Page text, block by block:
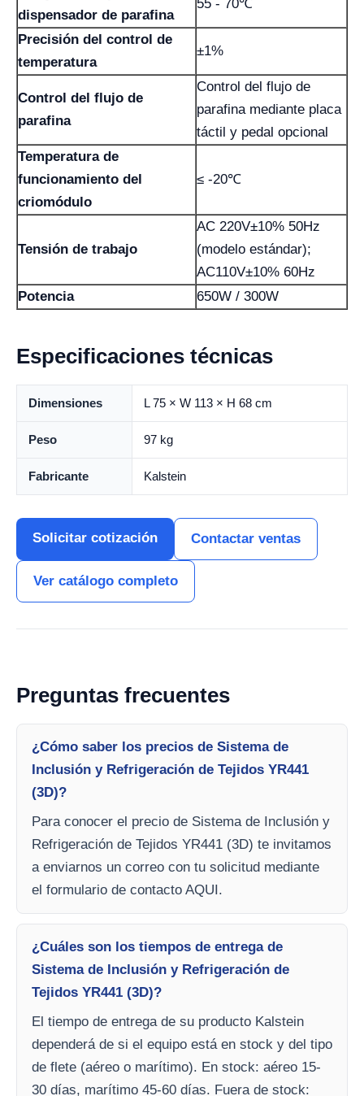
dispensador de parafina
55 - 70℃
Precisión del control de
temperatura
±1%
Control del flujo de
parafina
Control del flujo de
parafina mediante placa
táctil y pedal opcional
Temperatura de
funcionamiento del
criomódulo
≤ -20℃
Tensión de trabajo
AC 220V±10% 50Hz
(modelo estándar);
AC110V±10% 60Hz
Potencia
650W / 300W
Especificaciones técnicas
Dimensiones L 75 × W 113 × H 68 cm
Peso 97 kg
Fabricante Kalstein
Solicitar cotización Contactar ventas
Ver catálogo completo
Preguntas frecuentes
¿Cómo saber los precios de Sistema de
Inclusión y Refrigeración de Tejidos YR441
(3D)?
Para conocer el precio de Sistema de Inclusión y
Refrigeración de Tejidos YR441 (3D) te invitamos
a enviarnos un correo con tu solicitud mediante
el formulario de contacto AQUI.
¿Cuáles son los tiempos de entrega de
Sistema de Inclusión y Refrigeración de
Tejidos YR441 (3D)?
El tiempo de entrega de su producto Kalstein
dependerá de si el equipo está en stock y del tipo
de flete (aéreo o marítimo). En stock: aéreo 15-
30 días, marítimo 45-60 días. Fuera de stock: